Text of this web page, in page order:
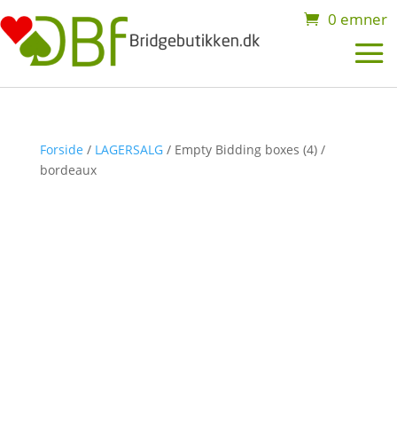
0 emner
Forside / LAGERSALG/ Empty Bidding boxes (4) /
bordeaux